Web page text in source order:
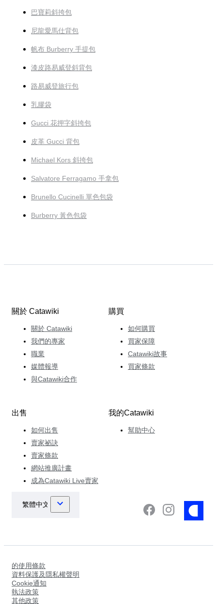
巴寶莉斜挎包
尼龍愛馬仕背包
帆布 Burberry 手提包
漆皮路易威登斜背包
路易威登旅行包
乳膠袋
Gucci 花押字斜挎包
皮革 Gucci 背包
Michael Kors 斜挎包
Salvatore Ferragamo 手拿包
Brunello Cucinelli 單色包袋
Burberry 黃色包袋
關於 Catawiki
關於 Catawiki
我們的專家
職業
媒體報導
與Catawiki合作
購買
如何購買
買家保障
Catawiki故事
買家條款
出售
如何出售
賣家祕訣
賣家條款
網站推廣計畫
成為Catawiki Live賣家
我的Catawiki
幫助中心
的使用條款
資料保護及隱私權聲明
Cookie通知
執法政策
其他政策